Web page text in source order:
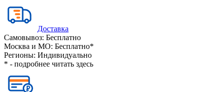
Доставка
Самовывоз: Бесплатно
Москва и МО: Бесплатно*
Регионы: Индивидуально
* - подробнее читать здесь